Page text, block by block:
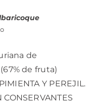
de
de fruta)
Y PEREJIL.
CONSERVANTES